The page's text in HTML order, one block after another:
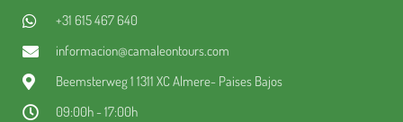
+31 615 467 640
informacion@camaleontours.com
Beemsterweg 1 1311 XC Almere- Paises Bajos
09:00h - 17:00h